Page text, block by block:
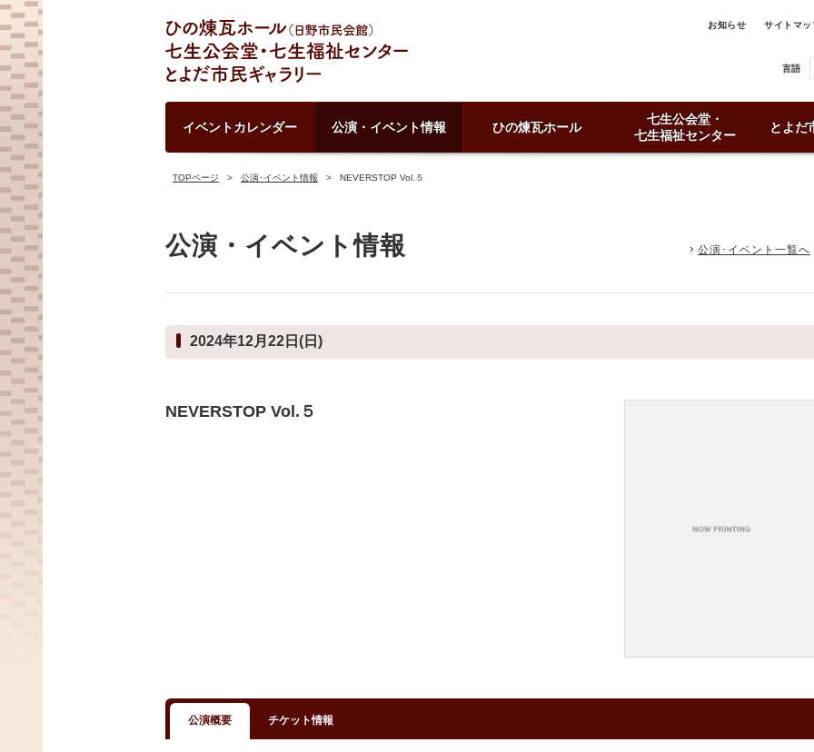
お知らせ サイトマッ
言語
イベントカレンダー 公演・イベント情報 ひの煉瓦ホール
七生公会堂・
七生福祉センター
とよだ
TOPページ 公演･イベント情報 NEVERSTOP Vol.５
公演・イベント情報 公演･イベント一覧へ
2024年12月22日(日)
NEVERSTOP Vol.５
公演概要 チケット情報